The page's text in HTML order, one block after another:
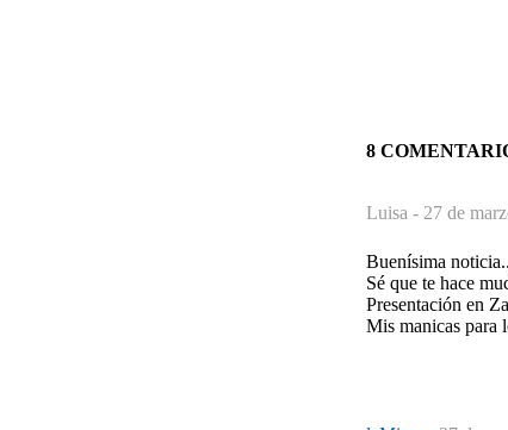
8
Luisa - 27 de
Buenísima
Sé que te hace
Presentación en
Mis manicas para